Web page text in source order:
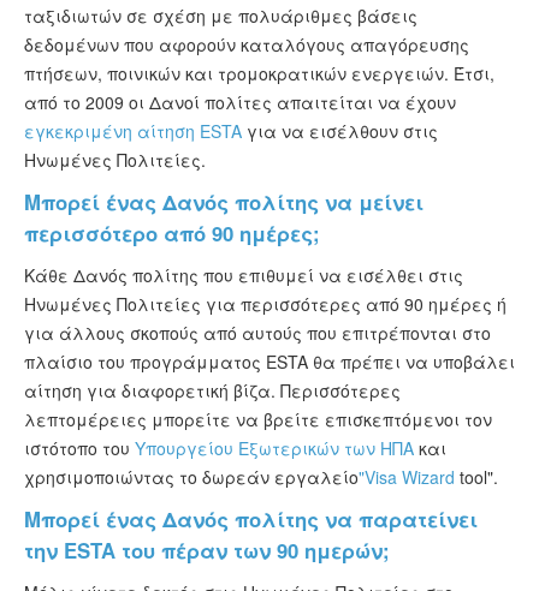
ταξιδιωτών σε σχέση με πολυάριθμες βάσεις
δεδομένων που αφορούν καταλόγους απαγόρευσης
πτήσεων, ποινικών και τρομοκρατικών ενεργειών. Έτσι,
από το 2009 οι Δανοί πολίτες απαιτείται να έχουν
εγκεκριμένη αίτηση ESTA για να εισέλθουν στις
Ηνωμένες Πολιτείες.
Μπορεί ένας Δανός πολίτης να μείνει
περισσότερο από 90 ημέρες;
Κάθε Δανός πολίτης που επιθυμεί να εισέλθει στις
Ηνωμένες Πολιτείες για περισσότερες από 90 ημέρες ή
για άλλους σκοπούς από αυτούς που επιτρέπονται στο
πλαίσιο του προγράμματος ESTA θα πρέπει να υποβάλει
αίτηση για διαφορετική βίζα. Περισσότερες
λεπτομέρειες μπορείτε να βρείτε επισκεπτόμενοι τον
ιστότοπο του Υπουργείου Εξωτερικών των ΗΠΑ και
χρησιμοποιώντας το δωρεάν εργαλείο"Visa Wizard tool".
Μπορεί ένας Δανός πολίτης να παρατείνει
την ESTA του πέραν των 90 ημερών;